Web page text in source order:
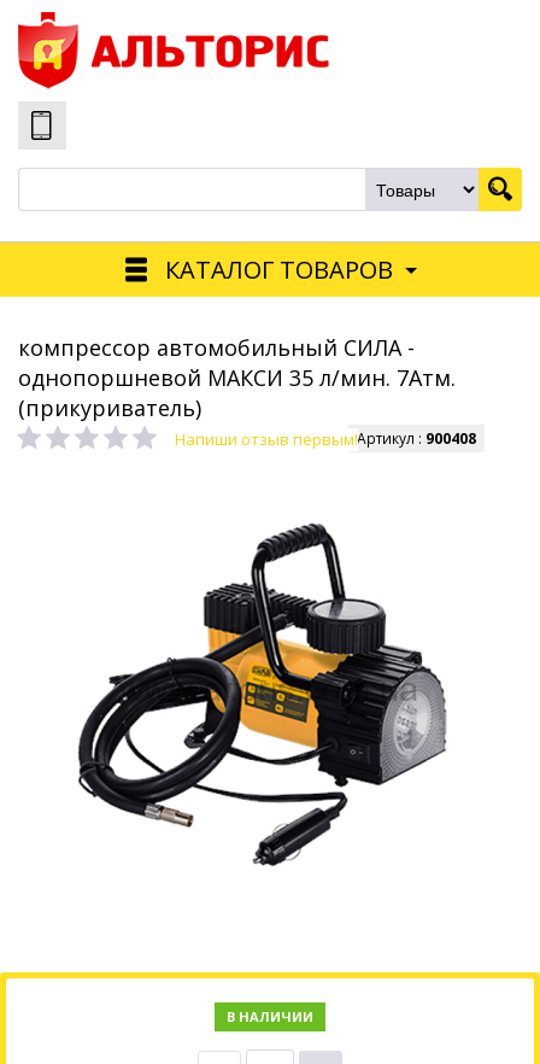
КАТАЛОГ ТОВАРОВ
компрессор автомобильный СИЛА -
однопоршневой МАКСИ 35 л/мин. 7Атм.
(прикуриватель)
Напиши отзыв первым!Артикул : 900408
В НАЛИЧИИ